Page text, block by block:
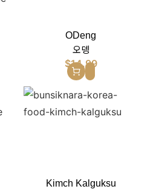
ODeng
오뎅
$14.99
Kimch Kalguksu